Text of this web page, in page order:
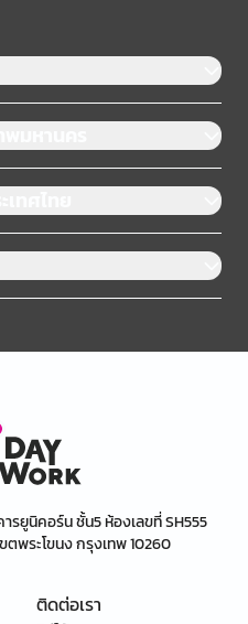
มหานคร
ศไทย
ารยูนิคอร์น ชั้น5 ห้องเลขที่ SH555
พระโขนง กรุงเทพ 10260
ติดต่อเรา